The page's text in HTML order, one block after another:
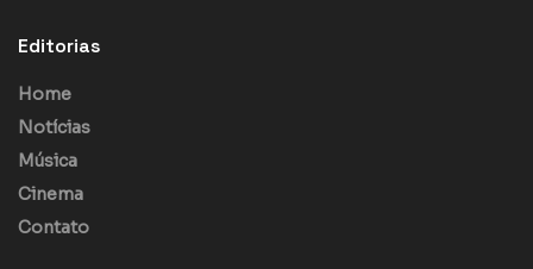
Editorias
Home
Notícias
Música
Cinema
Contato